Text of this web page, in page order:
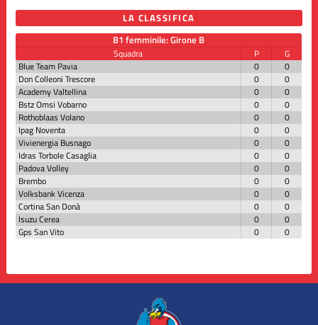
LA CLASSIFICA
B1 femminile: Girone B
Squadra P
G
Blue Team Pavia
0
0
Don Colleoni Trescore
0
0
Academy Valtellina
0
0
Bstz Omsi Vobarno
0
0
Rothoblaas Volano
0
0
Ipag Noventa
0
0
Vivienergia Busnago
0
0
Idras Torbole Casaglia
0
0
Padova Volley
0
0
Brembo
0
0
Volksbank Vicenza
0
0
Cortina San Donà
0
0
Isuzu Cerea
0
0
Gps San Vito
0 0